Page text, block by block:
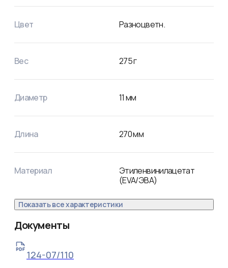
Цвет Разноцветн.
Вес 275г
Диаметр 11мм
Длина 270мм
Материал
Этиленвинилацетат
(EVA/ЭВА)
Показать все характеристики
Документы
124-07/110